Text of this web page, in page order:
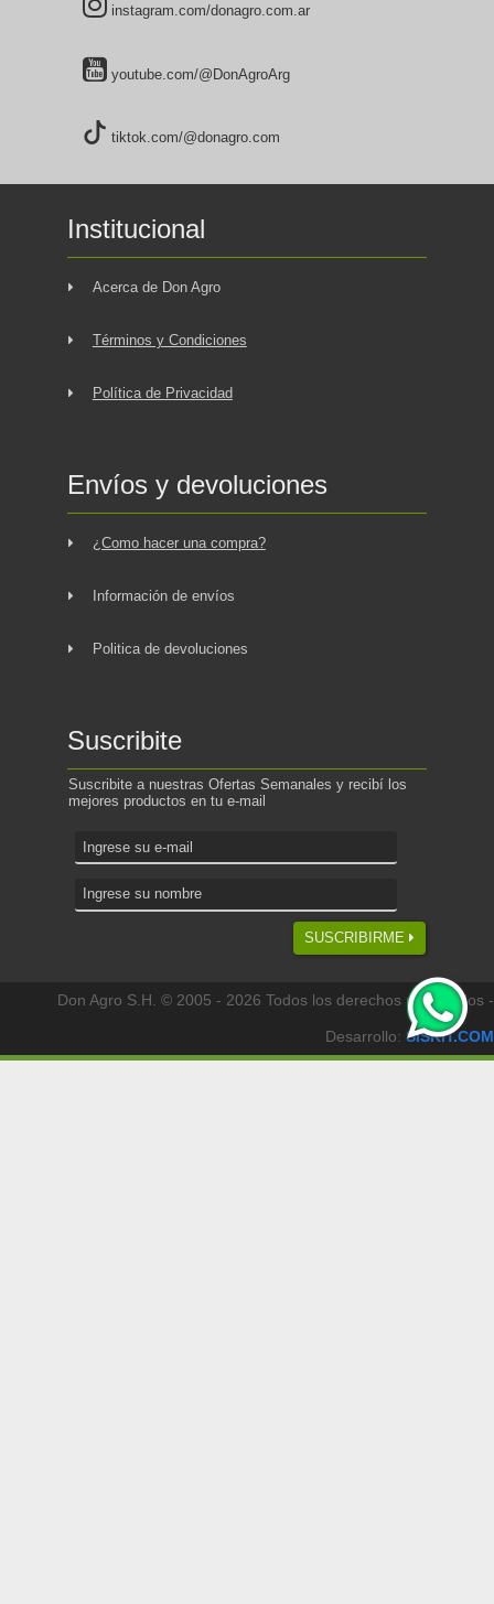
instagram.com/donagro.com.ar
youtube.com/@DonAgroArg
tiktok.com/@donagro.com
Institucional
Acerca de Don Agro
Términos y Condiciones
Política de Privacidad
Envíos y devoluciones
¿Como hacer una compra?
Información de envíos
Politica de devoluciones
Suscribite
Suscribite a nuestras Ofertas Semanales y recibí los
mejores productos en tu e-mail
SUSCRIBIRME
Don Agro S.H. © 2005 - 2026 Todos los derechos reservados -
Desarrollo: SISKIT.COM